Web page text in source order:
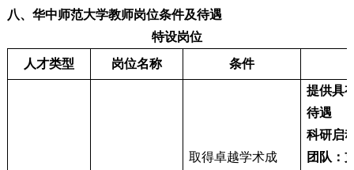
八、华中师范大学教师岗位条件及待遇
特设岗位
人才类型
岗位名称 条件
取得卓越学术成
提供具
待遇
科研启
团队：